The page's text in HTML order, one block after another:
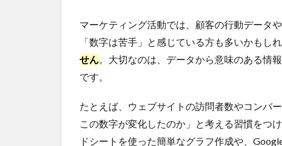
20
代
未
経
験
採
用
さ
マーケティング活動では、顧客の行動データ
「数字は苦手」と感じている方も多いかもしれ
せん。大切なのは、データから意味のある情
です。
たとえば、ウェブサイトの訪問者数やコンバ
この数字が変化したのか」と考える習慣をつ
ドシートを使った簡単なグラフ作成や、